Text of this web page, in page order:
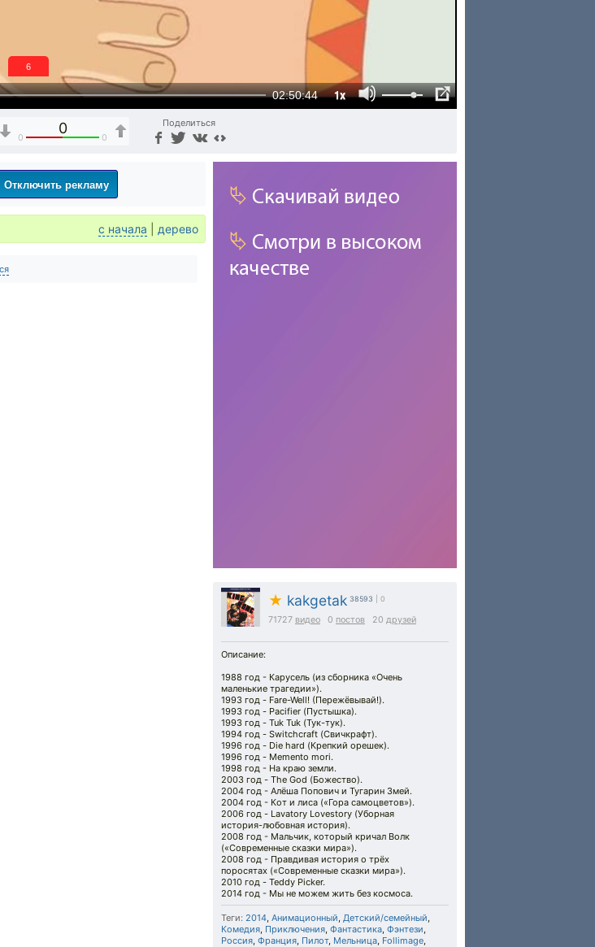
02:50:44 1x
5
0
0 0
Поделиться
★ kakgetak 38593 | 0
71727 видео 0 постов 20 друзей
Описание:
1988 год - Карусель (из сборника «Очень
маленькие трагедии»).
1993 год - Fare-Well! (Пережёвывай!).
1993 год - Pacifier (Пустышка).
1993 год - Tuk Tuk (Тук-тук).
1994 год - Switchcraft (Свичкрафт).
1996 год - Die hard (Крепкий орешек).
1996 год - Memento mori.
1998 год - На краю земли.
2003 год - The God (Божество).
2004 год - Алёша Попович и Тугарин Змей.
2004 год - Кот и лиса («Гора самоцветов»).
2006 год - Lavatory Lovestory (Уборная
история-любовная история).
2008 год - Мальчик, который кричал Волк
(«Современные сказки мира»).
2008 год - Правдивая история о трёх
поросятах («Современные сказки мира»).
2010 год - Teddy Picker.
2014 год - Мы не можем жить без космоса.
Теги: 2014, Анимационный, Детский/семейный,
Комедия, Приключения, Фантастика, Фэнтези,
Россия, Франция, Пилот, Мельница, Follimage,
Отключить рекламу
с начала дерево